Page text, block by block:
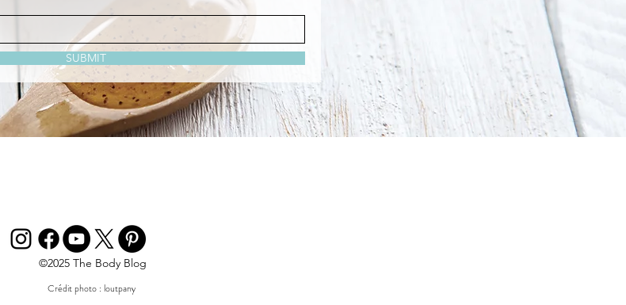
SUBMIT
©2025 The Body Blog
Crédit photo : loutpany